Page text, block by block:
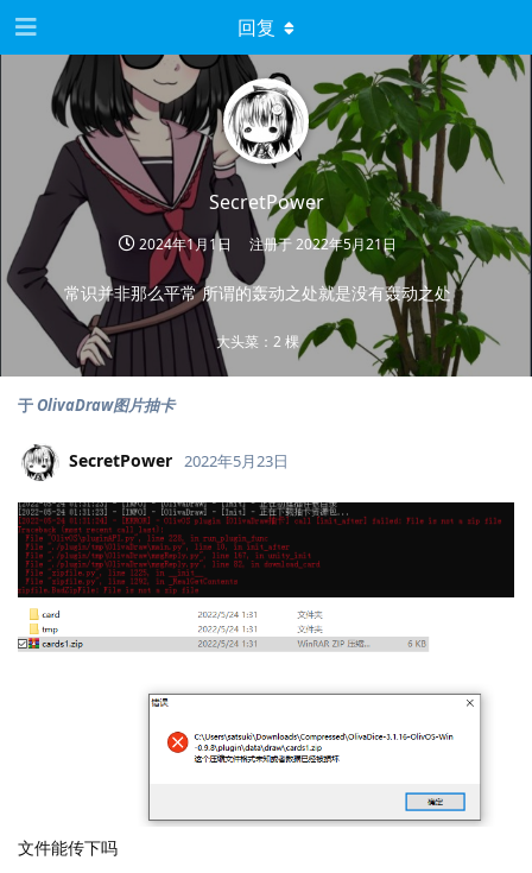
SecretPower
2024年1月1日 注册于2022年5月21日
常识并非那么平常 所谓的轰动之处就是没有轰动之处
大头菜：2 棵
回复
于OlivaDraw图片抽卡
SecretPower 2022年5月23日
文件能传下吗